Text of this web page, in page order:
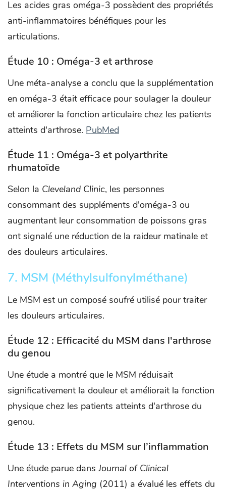
Les acides gras oméga-3 possèdent des propriétés
anti-inflammatoires bénéfiques pour les
articulations.
Étude 10 : Oméga-3 et arthrose
Une méta-analyse a conclu que la supplémentation
en oméga-3 était efficace pour soulager la douleur
et améliorer la fonction articulaire chez les patients
atteints d'arthrose. ​ PubMed
Étude 11 : Oméga-3 et polyarthrite
rhumatoïde
Selon la Cleveland Clinic, les personnes
consommant des suppléments d'oméga-3 ou
augmentant leur consommation de poissons gras
ont signalé une réduction de la raideur matinale et
des douleurs articulaires.
7. MSM (Méthylsulfonylméthane)
Le MSM est un composé soufré utilisé pour traiter
les douleurs articulaires.
Étude 12 : Efficacité du MSM dans l'arthrose
du genou
Une étude a montré que le MSM réduisait
significativement la douleur et améliorait la fonction
physique chez les patients atteints d'arthrose du
genou. ​
Étude 13 : Effets du MSM sur l’inflammation
Une étude parue dansJournal of Clinical
Interventions in Aging (2011) a évalué les effets du